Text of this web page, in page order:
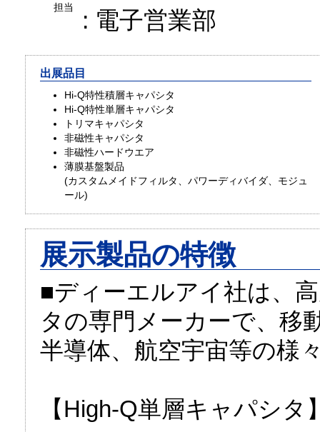
担当 : 電子営業部
出展品目
Hi-Q特性積層キャパシタ
Hi-Q特性単層キャパシタ
トリマキャパシタ
非磁性キャパシタ
非磁性ハードウエア
薄膜基盤製品
(カスタムメイドフィルタ、パワーディバイダ、モジュ
ール)
展示製品の特徴
■ディーエルアイ社は、
タの専門メーカーで、移
半導体、航空宇宙等の様
【High-Q単層キャパシ